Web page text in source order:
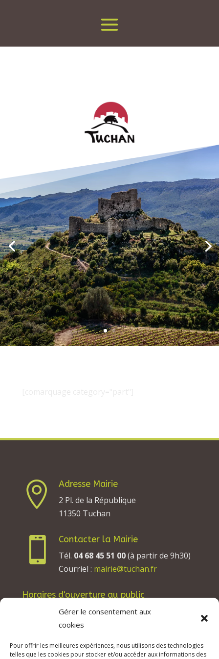
Gérer le consentement aux
cookies
Pour offrir les meilleures expériences, nous utilisons des technologies
telles que les cookies pour stocker et/ou accéder aux informations des

Adresse Mairie
2 Pl. de la République
11350 Tuchan

Contacter la Mairie
Tél. 04 68 45 51 00(à partir de 9h30)
Courriel : mairie@tuchan.fr
Horaires d'ouverture au public
Les lundis, mardis et jeudis : de 8h à 12h et de
13h30 à 17h30.
Les vendredis : de 8h à 12h.